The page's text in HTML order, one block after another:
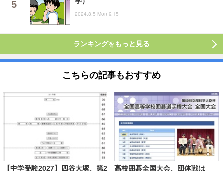
2024.8.5 Mon 9:15
ランキングをもっと見る
こちらの記事もおすすめ
【中学受験2027】四谷大塚、第2
高校囲碁全国大会、団体戦は